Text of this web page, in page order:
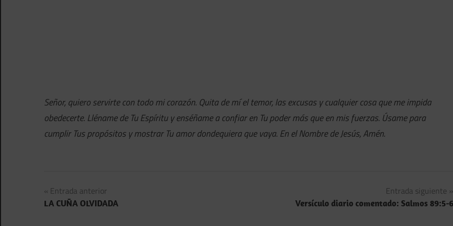
Señor, quiero servirte con todo mi corazón. Quita de mí el temor, las excusas y cualquier cosa que me impida
obedecerte. Lléname de Tu Espíritu y enséñame a confiar en Tu poder más que en mis fuerzas. Úsame para
cumplir Tus propósitos y mostrar Tu amor dondequiera que vaya. En el Nombre de Jesús, Amén.
Navegación
de
Entrada anterior
LA CUÑA OLVIDADA
Entrada siguiente
Versículo diario comentado: Salmos 89:5-6